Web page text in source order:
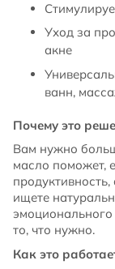
Уход за
акне
ванн,
Почему это
Вам нужно
масло поможет,
ищете
то, что нужно.
Как это